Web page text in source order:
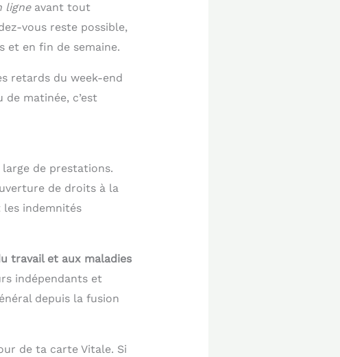
ligneavant tout
vous reste possible,
et en fin de semaine.
retards du week-end
matinée, c’est
de prestations.
de droits à la
les indemnités
travail et aux maladies
indépendants et
depuis la fusion
de ta carte Vitale. Si